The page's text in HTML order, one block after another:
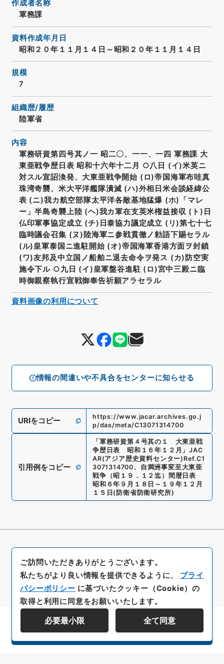
情報の間違いや不具合をセンターに知らせる
作成者名称
軍務課
資料作成年月日
昭和２０年１１月１４日～昭和２０年１１月１４日
規模
7
組織歴/履歴
陸軍省
内容
軍務研資第四号其ノ一 昭二〇、一一、一四 軍務課 大
東亜戦争歴日表 昭和十六年十二月 ○八日 (イ)米英ニ
対スル宣詔渙発、大東亜戦争開始 (ロ)帝国海軍布哇真
珠湾奇襲、米大平洋艦隊潰滅 (ハ)外相日米会談経緯公
表 (ニ)我カ航空部隊太平洋各敵基地猛爆 (ホ)「マレ
ー」半島奇襲上陸 (ヘ)我カ軍在支英米権益接収 (ト)日
仏印軍事協定成立 (チ)日泰協力議定成立 (リ)第七十七
臨時議会召集 (ヌ)陸海軍ニ参戦貫徹ノ勅語下賜セラル
(ル)皇軍泰国ニ進駐開始 (オ)帝国海軍香港方面ヲ封鎖
(ワ)友邦及中立国ノ船舶ニ退去命令ヲ発ス (カ)防空実
施令下ル ○九日 (イ)皇軍盤谷進駐 (ロ)宮中三殿ニ臨
時御親察執行宣戦御奉告祈願アラセラル
URIをコピー
https://www.jacar.archives.go.j
p/das/meta/C13071314700
引用例をコピー
「 軍務研資第４号其の１ 大東亜戦
争歴日表 昭和１６年１２月 」JAC
AR(アジア歴史資料センター) Ref.C1
3071314700、 自満洲事変至大東亜
戦争（昭１９．１２迄）間暦日表
昭和６年９月１８日～１９年１２月
１５日 ( 防衛省防衛研究所)
資料画像の利用について
資料群階層を表示する
ご訪問いただきありがとうございます。
私たちがより良い情報を提供できるように、 プライ
バシーポリシー に基づいたクッキー（Cookie）の
取得と利用に同意をお願いいたします。
必要最小限 全て同意